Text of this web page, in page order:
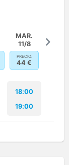
MAR.
11/8
PRECIO:
44 €
18:00
19:00